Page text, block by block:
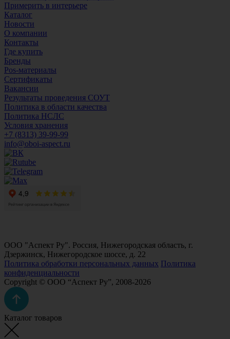
Примерить в интерьере
Каталог
Новости
О компании
Контакты
Где купить
Бренды
Pos-материалы
Сертификаты
Вакансии
Результаты проведения СОУТ
Политика в области качества
Политика НСЛС
Условия хранения
+7 (8313) 39-99-99
info@oboi-aspect.ru
ООО "Аспект Ру". Россия, Нижегородская область, г.
Дзержинск, Нижегородское шоссе, д. 22
Политика обработки персональных данных Политика
конфиденциальности
Copyright © ООО “Аспект Ру”, 2008-2026
Каталог товаров